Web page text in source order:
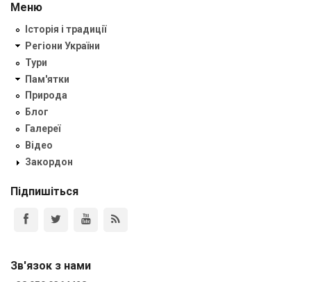
Меню
Історія і традиції
Регіони України
Тури
Пам'ятки
Природа
Блог
Галереї
Відео
Закордон
Підпишіться
Зв'язок з нами